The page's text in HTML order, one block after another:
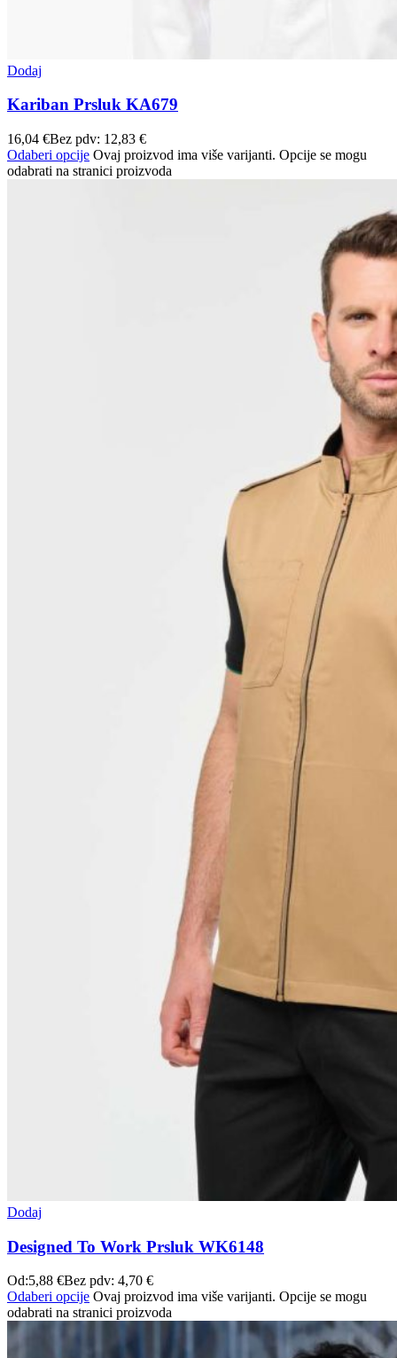
Dodaj
Kariban Prsluk KA679
16,04 €Bez pdv: 12,83 €
Odaberi opcije Ovaj proizvod ima više varijanti. Opcije se mogu
odabrati na stranici proizvoda
Dodaj
Designed To Work Prsluk WK6148
Od:5,88 €Bez pdv: 4,70 €
Odaberi opcije Ovaj proizvod ima više varijanti. Opcije se mogu
odabrati na stranici proizvoda